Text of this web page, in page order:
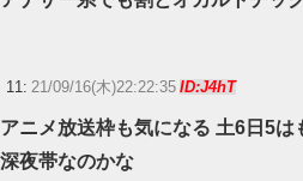
11: 21/09/16(木)22:22:35 ID:J4hT
アニメ放送枠も気になる 土6日5は
深夜帯なのかな